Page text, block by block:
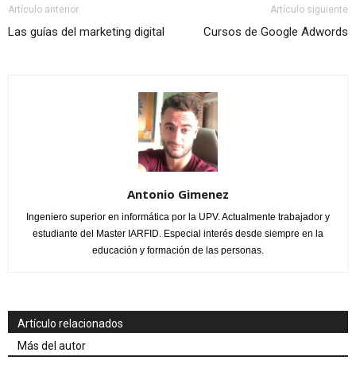
Artículo anterior
Las guías del marketing digital
Artículo siguiente
Cursos de Google Adwords
Antonio Gimenez
Ingeniero superior en informática por la UPV. Actualmente trabajador y
estudiante del Master IARFID. Especial interés desde siempre en la
educación y formación de las personas.
Artículo relacionados
Más del autor